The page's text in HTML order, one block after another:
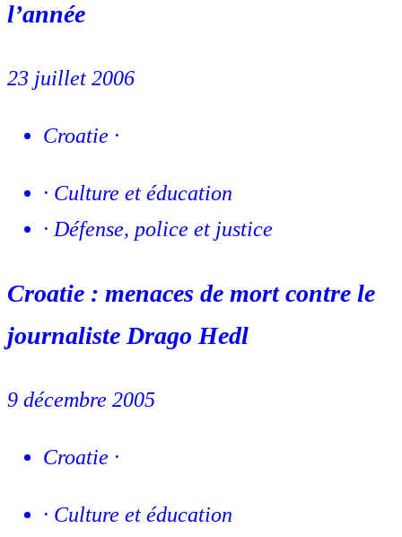
l’année
23 juillet 2006
Croatie ·
· Culture et éducation
· Défense, police et justice
Croatie : menaces de mort contre le
journaliste Drago Hedl
9 décembre 2005
Croatie ·
· Culture et éducation